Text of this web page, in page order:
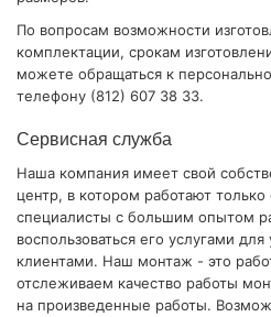
По вопросам возможности
комплектации, срокам
можете обращаться к
телефону (812) 607 38 33.
Сервисная служба
Наша компания имеет свой
центр, в котором работают
специалисты с большим опытом
воспользоваться его услугами
клиентами. Наш монтаж - это
отслеживаем качество работы
на произведенные работы.